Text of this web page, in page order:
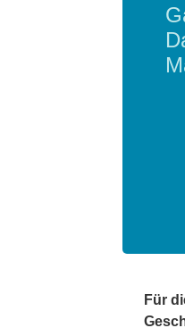
Für